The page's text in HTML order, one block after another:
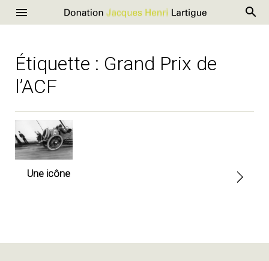
contenu
MenuDonation
Lartigue
Étiquette : Grand Prix de
l’ACF
Une icône